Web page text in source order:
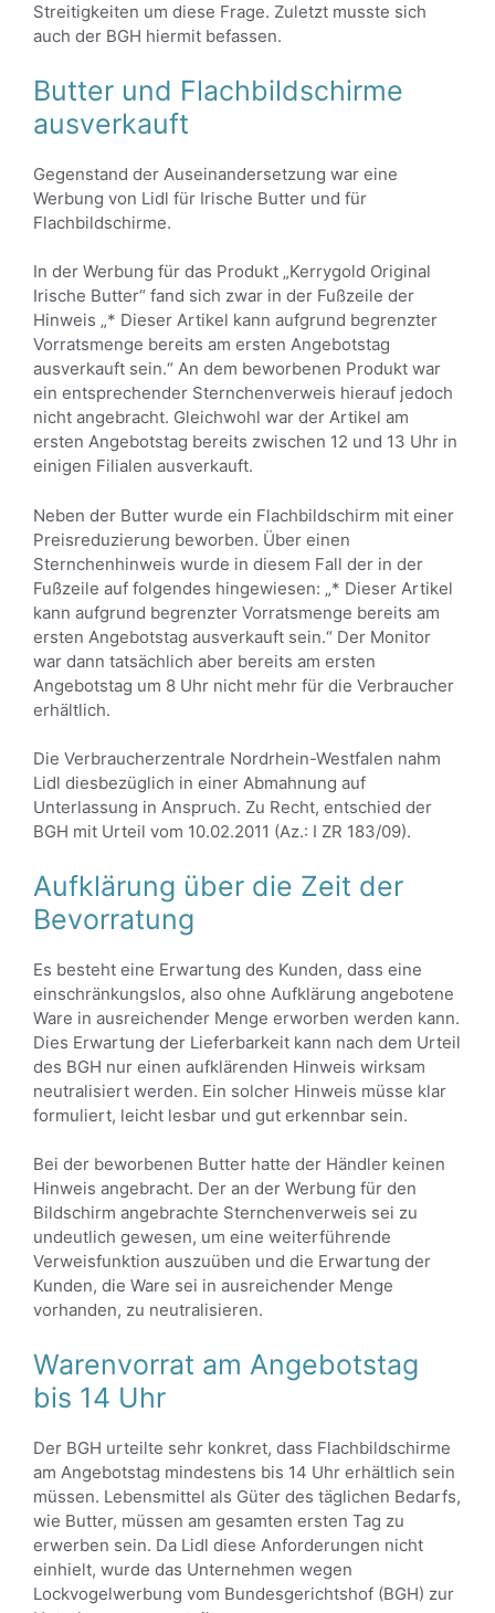
Streitigkeiten um diese Frage. Zuletzt musste sich
auch der BGH hiermit befassen.
Butter und Flachbildschirme
ausverkauft
Gegenstand der Auseinandersetzung war eine
Werbung von Lidl für Irische Butter und für
Flachbildschirme.
In der Werbung für das Produkt „Kerrygold Original
Irische Butter“ fand sich zwar in der Fußzeile der
Hinweis „* Dieser Artikel kann aufgrund begrenzter
Vorratsmenge bereits am ersten Angebotstag
ausverkauft sein.“ An dem beworbenen Produkt war
ein entsprechender Sternchenverweis hierauf jedoch
nicht angebracht. Gleichwohl war der Artikel am
ersten Angebotstag bereits zwischen 12 und 13 Uhr in
einigen Filialen ausverkauft.
Neben der Butter wurde ein Flachbildschirm mit einer
Preisreduzierung beworben. Über einen
Sternchenhinweis wurde in diesem Fall der in der
Fußzeile auf folgendes hingewiesen: „* Dieser Artikel
kann aufgrund begrenzter Vorratsmenge bereits am
ersten Angebotstag ausverkauft sein.“ Der Monitor
war dann tatsächlich aber bereits am ersten
Angebotstag um 8 Uhr nicht mehr für die Verbraucher
erhältlich.
Die Verbraucherzentrale Nordrhein-Westfalen nahm
Lidl diesbezüglich in einer Abmahnung auf
Unterlassung in Anspruch. Zu Recht, entschied der
BGH mit Urteil vom 10.02.2011 (Az.: I ZR 183/09).
Aufklärung über die Zeit der
Bevorratung
Es besteht eine Erwartung des Kunden, dass eine
einschränkungslos, also ohne Aufklärung angebotene
Ware in ausreichender Menge erworben werden kann.
Dies Erwartung der Lieferbarkeit kann nach dem Urteil
des BGH nur einen aufklärenden Hinweis wirksam
neutralisiert werden. Ein solcher Hinweis müsse klar
formuliert, leicht lesbar und gut erkennbar sein.
Bei der beworbenen Butter hatte der Händler keinen
Hinweis angebracht. Der an der Werbung für den
Bildschirm angebrachte Sternchenverweis sei zu
undeutlich gewesen, um eine weiterführende
Verweisfunktion auszuüben und die Erwartung der
Kunden, die Ware sei in ausreichender Menge
vorhanden, zu neutralisieren.
Warenvorrat am Angebotstag
bis 14 Uhr
Der BGH urteilte sehr konkret, dass Flachbildschirme
am Angebotstag mindestens bis 14 Uhr erhältlich sein
müssen. Lebensmittel als Güter des täglichen Bedarfs,
wie Butter, müssen am gesamten ersten Tag zu
erwerben sein. Da Lidl diese Anforderungen nicht
einhielt, wurde das Unternehmen wegen
Lockvogelwerbung vom Bundesgerichtshof (BGH) zur